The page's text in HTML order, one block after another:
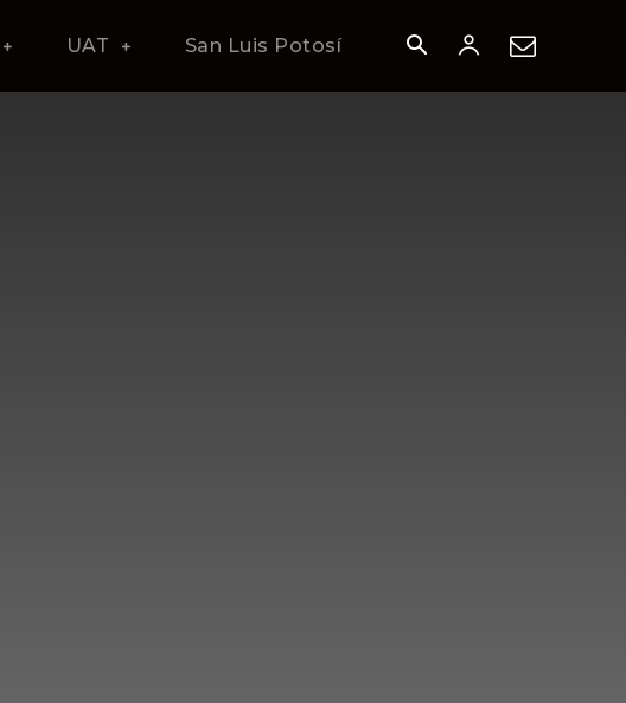
UAT San Luis Potosí